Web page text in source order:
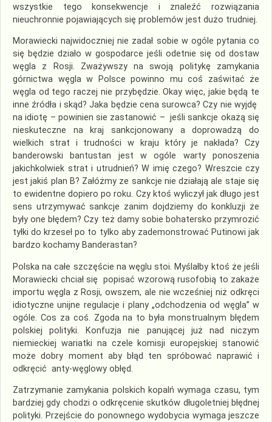
wszystkie tego konsekwencje i znaleźć rozwiązania
nieuchronnie pojawiających się problemów jest dużo trudniej.
Morawiecki najwidoczniej nie zadał sobie w ogóle pytania co
się będzie działo w gospodarce jeśli odetnie się od dostaw
węgla z Rosji. Zważywszy na swoją politykę zamykania
górnictwa węgla w Polsce powinno mu coś zaświtać że
węgla od tego raczej nie przybędzie. Okay więc, jakie będą te
inne źródła i skąd? Jaka będzie cena surowca? Czy nie wyjdę
na idiotę – powinien sie zastanowić – jeśli sankcje okażą się
nieskuteczne na kraj sankcjonowany a doprowadzą do
wielkich strat i trudności w kraju który je nakłada? Czy
banderowski bantustan jest w ogóle warty ponoszenia
jakichkolwiek strat i utrudnień? W imię czego? Wreszcie czy
jest jakiś plan B? Załóżmy ze sankcje nie działają ale staje się
to ewidentne dopiero po roku. Czy ktoś wyliczył jak długo jest
sens utrzymywać sankcje zanim dojdziemy do konkluzji że
były one błędem? Czy też damy sobie bohatersko przymrozić
tyłki do krzeseł po to tylko aby zademonstrować Putinowi jak
bardzo kochamy Banderastan?
Polska na całe szczęście na węglu stoi. Myślałby ktoś że jeśli
Morawiecki chciał się popisać wzorową rusofobią to zakaże
importu węgla z Rosji, owszem, ale nie wcześniej niż odkręci
idiotyczne unijne regulacje i plany „odchodzenia od węgla” w
ogóle. Cos za coś. Zgoda na to była monstrualnym błędem
polskiej polityki. Konfuzja nie panującej już nad niczym
niemieckiej wariatki na czele komisji europejskiej stanowić
może dobry moment aby błąd ten spróbować naprawić i
odkręcić anty-węglowy obłęd.
Zatrzymanie zamykania polskich kopalń wymaga czasu, tym
bardziej gdy chodzi o odkręcenie skutków długoletniej błędnej
polityki. Przejście do ponownego wydobycia wymaga jeszcze